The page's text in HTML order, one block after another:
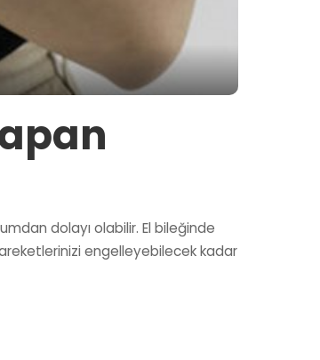
dolayı olabilir. El bileğinde
engelleyebilecek kadar